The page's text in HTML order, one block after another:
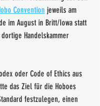
Convention jeweils am
im August in Britt/Iowa statt
Handelskammer
oder Code of Ethics aus
das Ziel für die Hoboes
festzulegen, einen